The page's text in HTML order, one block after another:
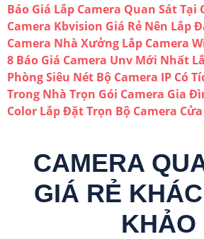
Báo Giá Lắp Camera Quan Sát Tại
Camera Kbvision Giá Rẻ Nên Lắp
Camera Nhà Xưởng Lắp Camera
8 Báo Giá Camera Unv Mới Nhất
Phòng Siêu Nét Bộ Camera IP Có
Trong Nhà Trọn Gói Camera Gia
Color Lắp Đặt Trọn Bộ Camera
CAMERA
GIÁ RẺ
KHẢO